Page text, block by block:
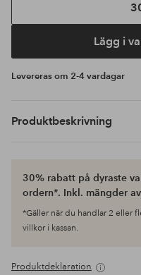
Lägg i
Levereras om 2-4 vardagar
Produktbeskrivning
30% rabatt på dyraste
ordern*. Inkl. mängder
*Gäller när du handlar 2 eller
villkor i kassan.
Produktdeklaration